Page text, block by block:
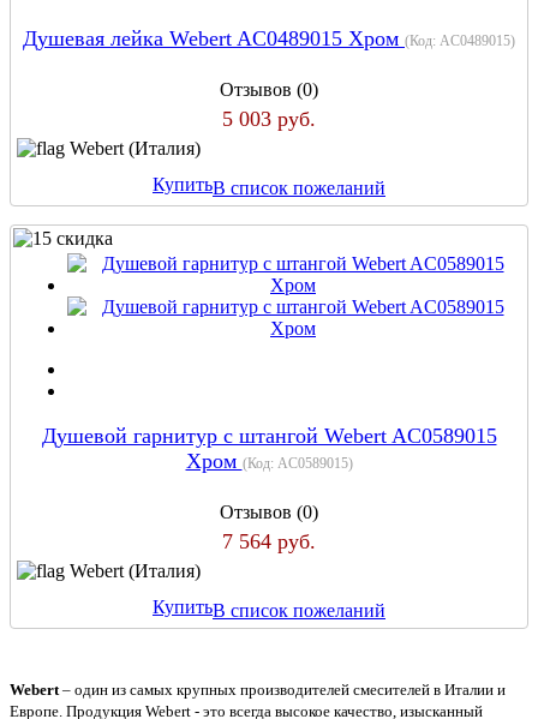
Душевая лейка Webert AC0489015 Хром (Код: AC0489015)
Отзывов (0)
5 003 руб.
Webert (Италия)
КупитьВ список пожеланий
Душевой гарнитур с штангой Webert AC0589015
Хром (Код: AC0589015)
Отзывов (0)
7 564 руб.
Webert (Италия)
КупитьВ список пожеланий
Webert – один из самых крупных производителей смесителей в Италии и
Европе. Продукция Webert - это всегда высокое качество, изысканный